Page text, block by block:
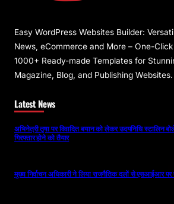
Easy WordPress Websites Builder:
News, eCommerce and More – One-
1000+ Ready-made Templates for
Magazine, Blog, and Publishing Websites.
Latest News
अभिनेत्री तृषा पर विवादित बयान को लेकर उदयनिधि स्टालिन
गिरफ्तार होने को तैयार
मुख्य निर्वाचन अधिकारी ने लिया राजनैतिक दलों से एसआईआर